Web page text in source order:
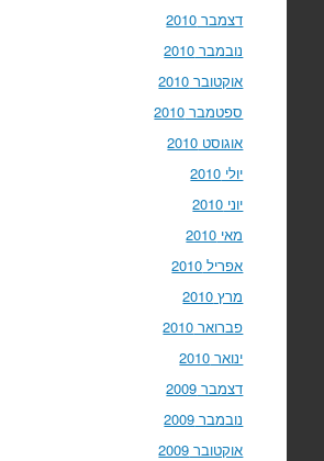
דצמבר 2010
נובמבר 2010
אוקטובר 2010
ספטמבר 2010
אוגוסט 2010
יולי 2010
יוני 2010
מאי 2010
אפריל 2010
מרץ 2010
פברואר 2010
ינואר 2010
דצמבר 2009
נובמבר 2009
אוקטובר 2009